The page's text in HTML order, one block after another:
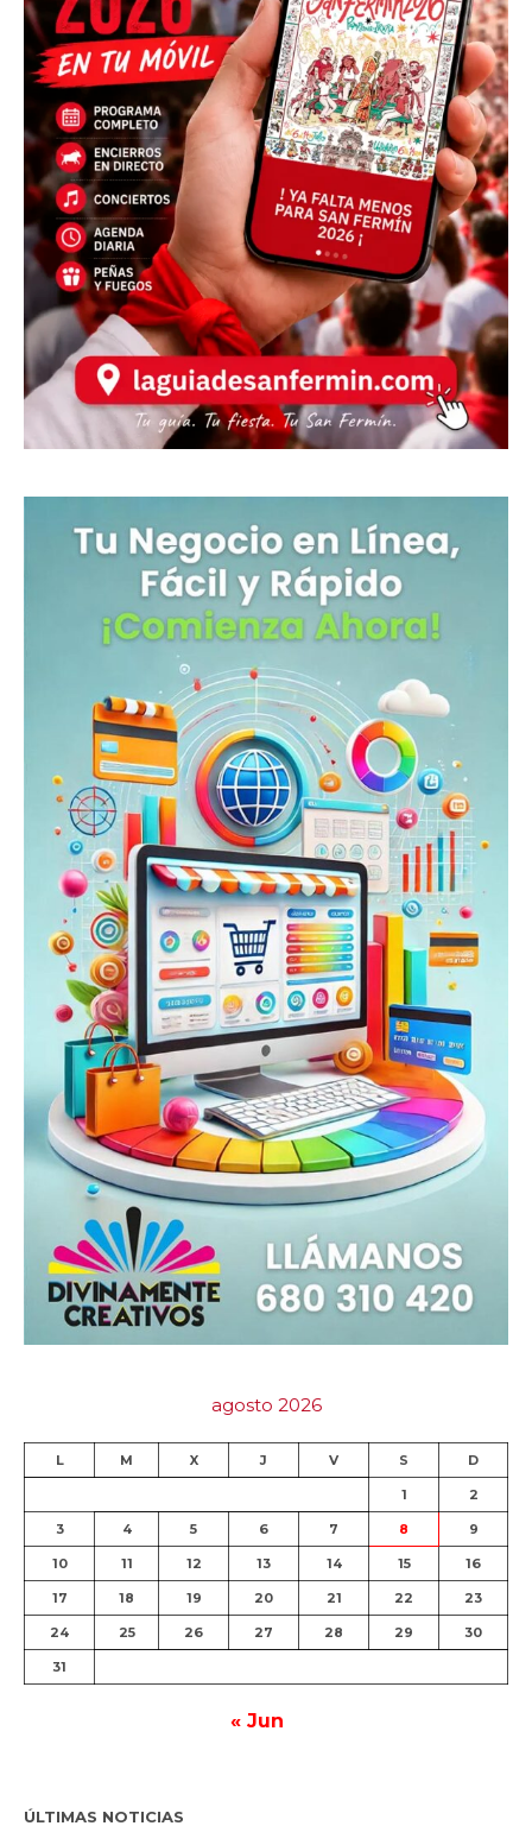
agosto 2026
L M X J V S D
1 2
3 4 5 6 7 8 9
10 11 12 13 14 15 16
17 18 19 20 21 22 23
24 25 26 27 28 29 30
31
« Jun
ÚLTIMAS NOTICIAS